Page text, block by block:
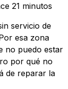
21 minutos
servicio de
esa zona
no puedo estar
por qué no
de reparar la